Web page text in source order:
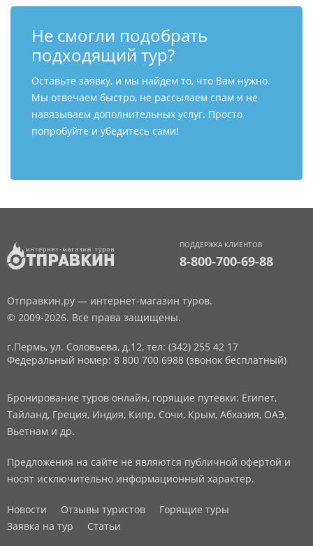
Не смогли подобрать
подходящий тур?
Оставьте заявку, и мы найдем то, что Вам нужно.
Мы отвечаем быстро, не рассылаем спам и не
навязываем дополнительных услуг. Просто
попробуйте и убедитесь сами!
ПОДДЕРЖКА КЛИЕНТОВ
8-800-700-69-88
Отправкин.ру — интернет-магазин туров.
© 2009-2026. Все права защищены.
г.Пермь, ул. Соловьева, д.12, тел: (342) 255 42 17
Федеральный номер: 8 800 700 6988 (звонок бесплатный)
Бронирование туров онлайн, горящие путевки: Египет,
Тайланд, Греция, Индия, Кипр, Сочи, Крым, Абхазия, ОАЭ,
Вьетнам и др.
Предложения на сайте не являются публичной офертой и
носят исключительно информационный характер.
Новости Отзывы туристов
Горящие туры
Заявка на тур
Статьи